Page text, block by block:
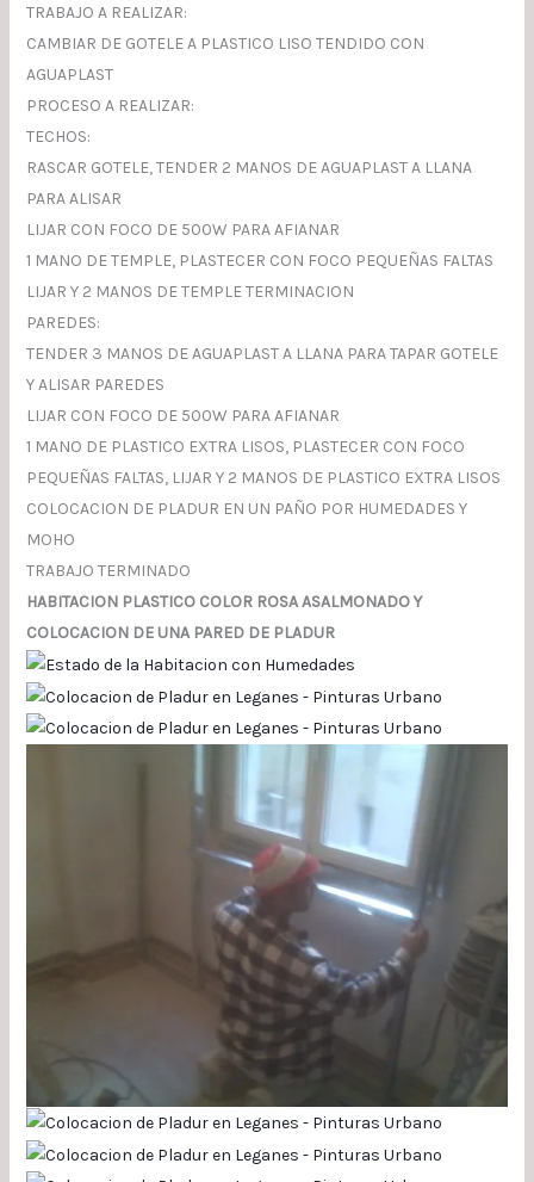
TRABAJO A REALIZAR:
CAMBIAR DE GOTELE A PLASTICO LISO TENDIDO CON
AGUAPLAST
PROCESO A REALIZAR:
TECHOS:
RASCAR GOTELE, TENDER 2 MANOS DE AGUAPLAST A LLANA
PARA ALISAR
LIJAR CON FOCO DE 500W PARA AFIANAR
1 MANO DE TEMPLE, PLASTECER CON FOCO PEQUEÑAS FALTAS
LIJAR Y 2 MANOS DE TEMPLE TERMINACION
PAREDES:
TENDER 3 MANOS DE AGUAPLAST A LLANA PARA TAPAR GOTELE
Y ALISAR PAREDES
LIJAR CON FOCO DE 500W PARA AFIANAR
1 MANO DE PLASTICO EXTRA LISOS, PLASTECER CON FOCO
PEQUEÑAS FALTAS, LIJAR Y 2 MANOS DE PLASTICO EXTRA LISOS
COLOCACION DE PLADUR EN UN PAÑO POR HUMEDADES Y
MOHO
TRABAJO TERMINADO
HABITACION PLASTICO COLOR ROSA ASALMONADO Y
COLOCACION DE UNA PARED DE PLADUR